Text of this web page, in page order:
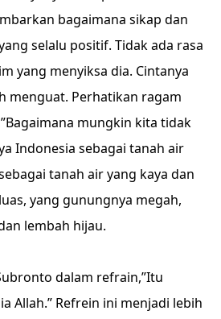
bagaimana sikap dan
selalu positif. Tidak ada rasa
yang menyiksa dia. Cintanya
menguat. Perhatikan ragam
mungkin kita tidak
Indonesia sebagai tanah air
tanah air yang kaya dan
yang gunungnya megah,
lembah hijau.
dalam refrain,”Itu
Allah.” Refrein ini menjadi lebih